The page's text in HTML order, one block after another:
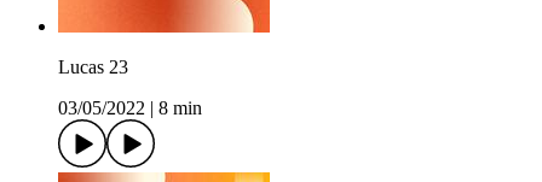
Lucas 23
03/05/2022
8 min